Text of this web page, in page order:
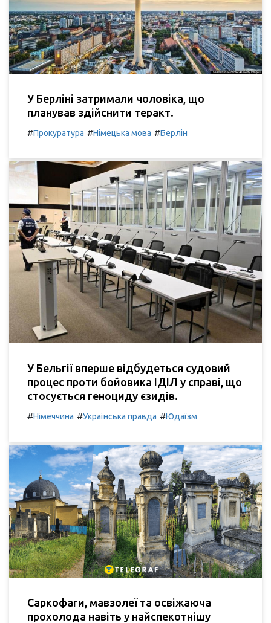
У Берліні затримали чоловіка, що
планував здійснити теракт.
#Прокуратура #Німецька мова #Берлін
У Бельгії вперше відбудеться судовий
процес проти бойовика ІДІЛ у справі, що
стосується геноциду єзидів.
#Німеччина #Українська правда #Юдаїзм
Саркофаги, мавзолеї та освіжаюча
прохолода навіть у найспекотнішу